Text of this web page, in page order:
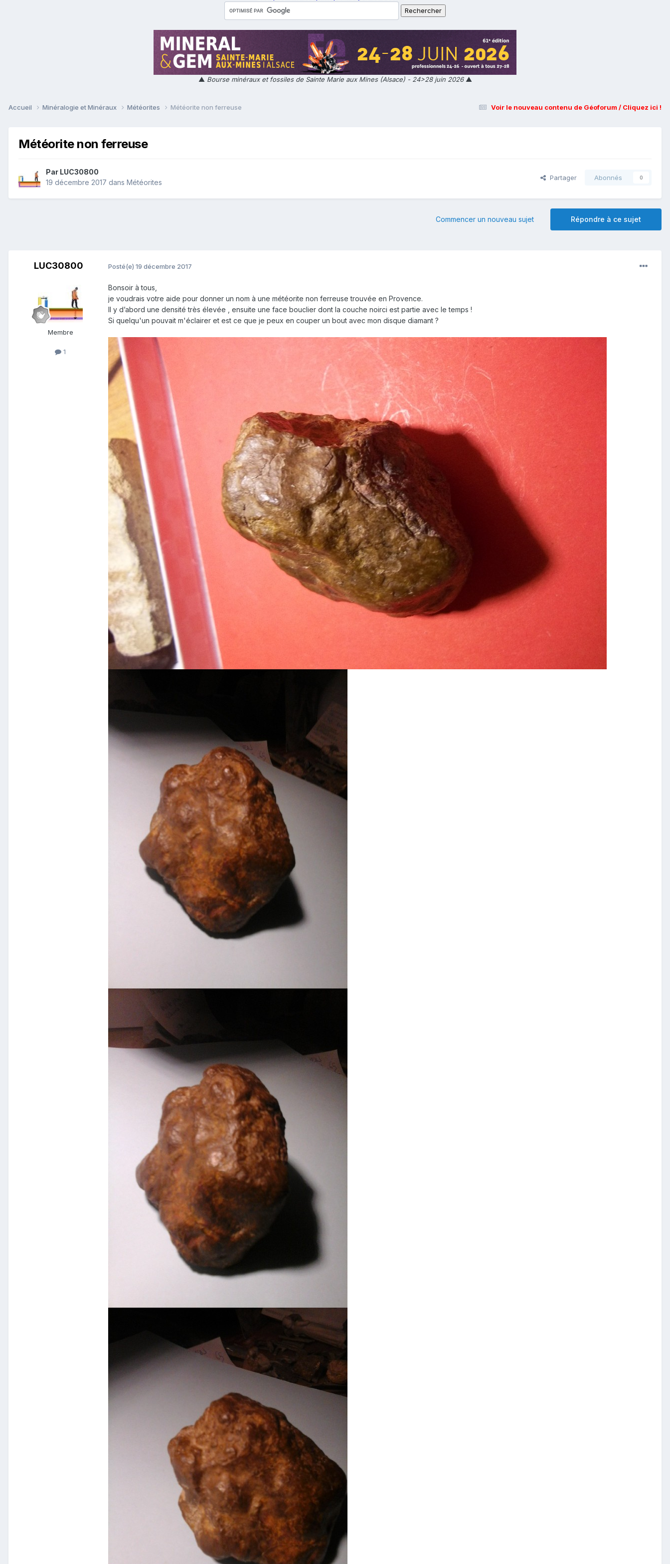
▲ Bourse minéraux et fossiles de Sainte Marie aux Mines (Alsace) - 24>28 juin 2026▲
Voir le nouveau contenu de Géoforum / Cliquez ici !
Accueil Minéralogie et Minéraux Météorites Météorite non ferreuse
Météorite non ferreuse
Par LUC30800
19 décembre 2017 dans Météorites
Partager Abonnés 0
Répondre à ce sujet
Commencer un nouveau sujet
LUC30800
Membre
1
Posté(e) 19 décembre 2017
Bonsoir à tous,
je voudrais votre aide pour donner un nom à une météorite non ferreuse trouvée en Provence.
Il y d’abord une densité très élevée , ensuite une face bouclier dont la couche noirci est partie avec le temps !
Si quelqu'un pouvait m'éclairer et est ce que je peux en couper un bout avec mon disque diamant ?